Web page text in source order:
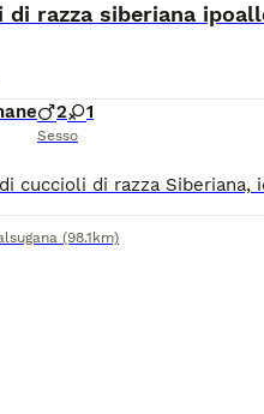
di razza siberiana
2 1
Sesso
(98.1km)